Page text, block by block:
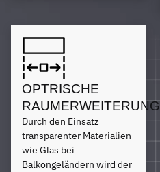
OPTRISCHE
RAUMERWEITERUNG
Durch den Einsatz
transparenter Materialien
wie Glas bei
Balkongeländern wird der